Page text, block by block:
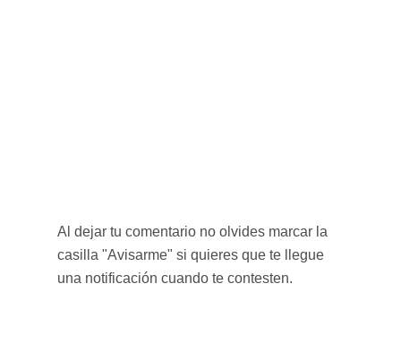
Al dejar tu comentario no olvides marcar la
casilla "Avisarme" si quieres que te llegue
una notificación cuando te contesten.